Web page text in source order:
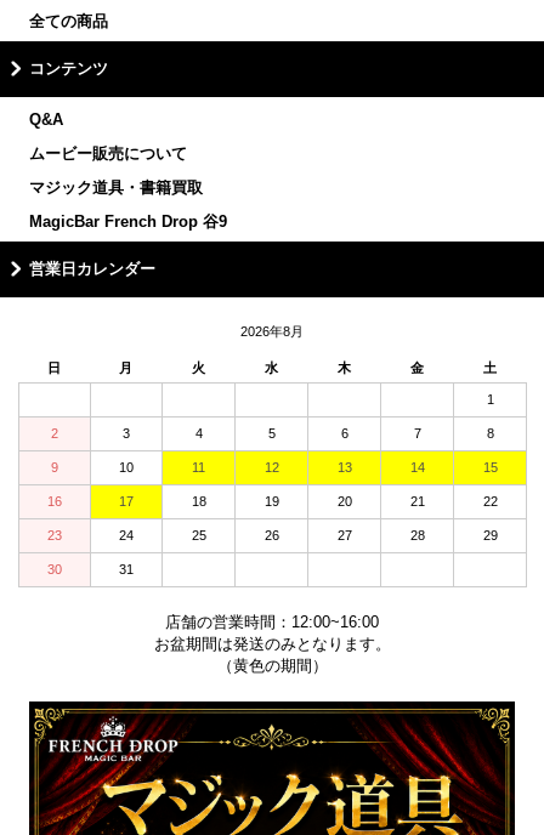
全ての商品
コンテンツ
Q&A
ムービー販売について
マジック道具・書籍買取
MagicBar French Drop 谷9
営業日カレンダー
2026年8月
日 月 火 水 木 金 土
1
2 3 4 5 6 7 8
9 10 11 12 13 14 15
16 17 18 19 20 21 22
23 24 25 26 27 28 29
30 31
店舗の営業時間：12:00~16:00
お盆期間は発送のみとなります。
（黄色の期間）